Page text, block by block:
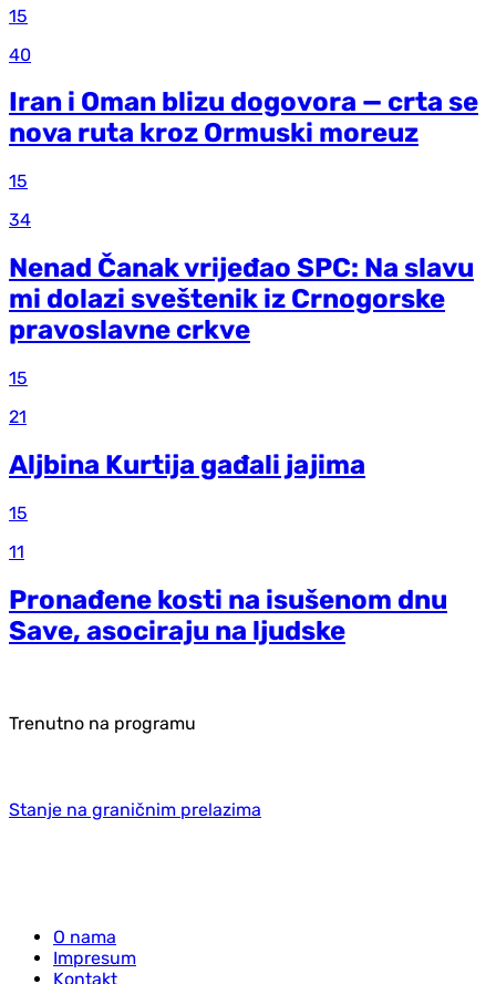
15
40
Iran i Oman blizu dogovora — crta se
nova ruta kroz Ormuski moreuz
15
34
Nenad Čanak vrijeđao SPC: Na slavu
mi dolazi sveštenik iz Crnogorske
pravoslavne crkve
15
21
Aljbina Kurtija gađali jajima
15
11
Pronađene kosti na isušenom dnu
Save, asociraju na ljudske
Trenutno na programu
Stanje na graničnim prelazima
O nama
Impresum
Kontakt